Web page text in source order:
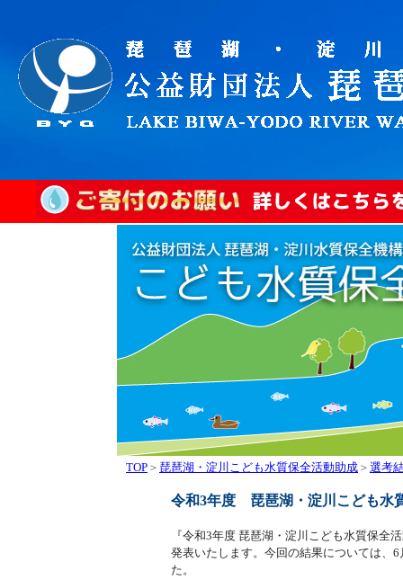
TOP ＞ 琵琶湖・淀川こども水質保全活動助成 ＞ 選考
令和3年度 琵琶湖・淀川こども水
『令和3年度 琵琶湖・淀川こども水質保全
発表いたします。今回の結果については、
た。